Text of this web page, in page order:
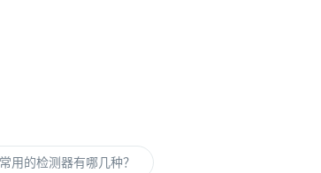
用的检测器有哪几种？